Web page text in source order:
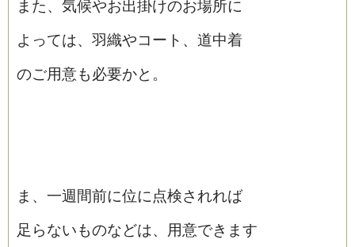
また、気候やお出掛けのお場所に
よっては、羽織やコート、道中着
のご用意も必要かと。
ま、一週間前に位に点検されれば
足らないものなどは、用意できます